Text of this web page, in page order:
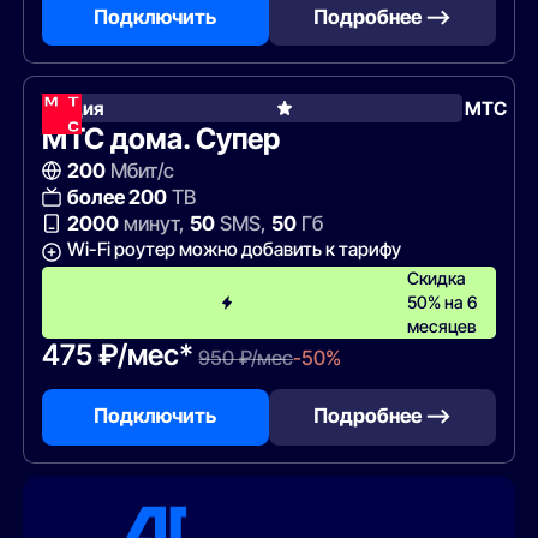
Подключить Подробнее —>
Акция МТС
МТС дома. Супер
200Мбит/с
более 200ТВ
2000минут, 50SMS, 50Гб
Wi-Fi роутер можно добавить к тарифу
Скидка
50% на 6
месяцев
475 ₽/мес* 950 ₽/мес-50%
Подключить Подробнее —>